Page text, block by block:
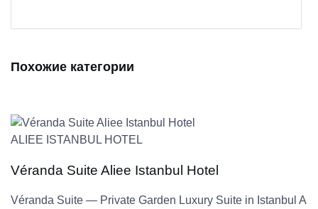
Похожие категории
ALIEE ISTANBUL HOTEL
Véranda Suite Aliee Istanbul Hotel
Véranda Suite — Private Garden Luxury Suite in Istanbul A